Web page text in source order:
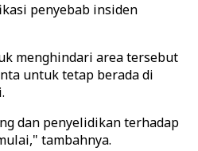
penyebab insiden
menghindari area tersebut
untuk tetap berada di
dan penyelidikan terhadap
tambahnya.